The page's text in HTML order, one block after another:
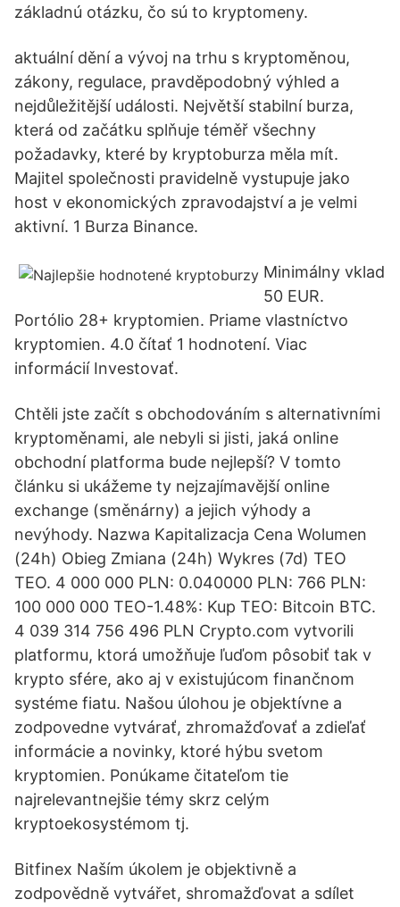
základnú otázku, čo sú to kryptomeny.
aktuální dění a vývoj na trhu s kryptoměnou,
zákony, regulace, pravděpodobný výhled a
nejdůležitější události. Největší stabilní burza,
která od začátku splňuje téměř všechny
požadavky, které by kryptoburza měla mít.
Majitel společnosti pravidelně vystupuje jako
host v ekonomických zpravodajství a je velmi
aktivní. 1 Burza Binance.
Minimálny vklad
50 EUR.
Portólio 28+ kryptomien. Priame vlastníctvo
kryptomien. 4.0 čítať 1 hodnotení. Viac
informácií Investovať.
Chtěli jste začít s obchodováním s alternativními
kryptoměnami, ale nebyli si jisti, jaká online
obchodní platforma bude nejlepší? V tomto
článku si ukážeme ty nejzajímavější online
exchange (směnárny) a jejich výhody a
nevýhody. Nazwa Kapitalizacja Cena Wolumen
(24h) Obieg Zmiana (24h) Wykres (7d) TEO
TEO. 4 000 000 PLN: 0.040000 PLN: 766 PLN:
100 000 000 TEO-1.48%: Kup TEO: Bitcoin BTC.
4 039 314 756 496 PLN Crypto.com vytvorili
platformu, ktorá umožňuje ľuďom pôsobiť tak v
krypto sfére, ako aj v existujúcom finančnom
systéme fiatu. Našou úlohou je objektívne a
zodpovedne vytvárať, zhromažďovať a zdieľať
informácie a novinky, ktoré hýbu svetom
kryptomien. Ponúkame čitateľom tie
najrelevantnejšie témy skrz celým
kryptoekosystémom tj.
Bitfinex Naším úkolem je objektivně a
zodpovědně vytvářet, shromažďovat a sdílet